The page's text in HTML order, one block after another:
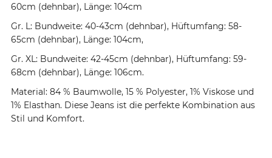
60cm (dehnbar), Länge: 104cm
Gr. L: Bundweite: 40-43cm (dehnbar), Hüftumfang: 58-
65cm (dehnbar), Länge: 104cm,
Gr. XL: Bundweite: 42-45cm (dehnbar), Hüftumfang: 59-
68cm (dehnbar), Länge: 106cm.
Material: 84 % Baumwolle, 15 % Polyester, 1% Viskose und
1% Elasthan. Diese Jeans ist die perfekte Kombination aus
Stil und Komfort.